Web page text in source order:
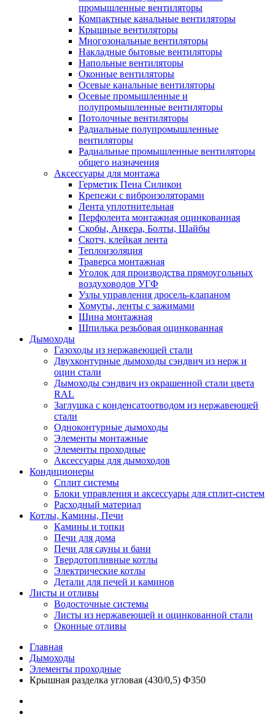
промышленные вентиляторы
Компактные канальные вентиляторы
Крышные вентиляторы
Многозональные вентиляторы
Накладные бытовые вентиляторы
Напольные вентиляторы
Оконные вентиляторы
Осевые канальные вентиляторы
Осевые промышленные и
полупромышленные вентиляторы
Потолочные вентиляторы
Радиальные полупромышленные
вентиляторы
Радиальные промышленные вентиляторы
общего назначения
Аксессуары для монтажа
Герметик Пена Силикон
Крепежи с виброизоляторами
Лента уплотнительная
Перфолента монтажная оцинкованная
Скобы, Анкера, Болты, Шайбы
Скотч, клейкая лента
Теплоизоляция
Траверса монтажная
Уголок для производства прямоугольных
воздуховодов УГФ
Узлы управления дросель-клапаном
Хомуты, ленты с зажимами
Шина монтажная
Шпилька резьбовая оцинкованная
Дымоходы
Газоходы из нержавеющей стали
Двухконтурные дымоходы сэндвич из нерж и
оцин стали
Дымоходы сэндвич из окрашенной стали цвета
RAL
Заглушка с конденсатоотводом из нержавеющей
стали
Одноконтурные дымоходы
Элементы монтажные
Элементы проходные
Аксессуары для дымоходов
Кондиционеры
Сплит системы
Блоки управления и аксессуары для сплит-систем
Расходный материал
Котлы, Камины, Печи
Камины и топки
Печи для дома
Печи для сауны и бани
Твердотопливные котлы
Электрические котлы
Детали для печей и каминов
Листы и отливы
Водосточные системы
Листы из нержавеющей и оцинкованной стали
Оконные отливы
Главная
Дымоходы
Элементы проходные
Крышная разделка угловая (430/0,5) Ф350